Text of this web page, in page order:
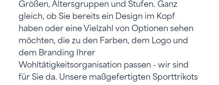
Größen, Altersgruppen und Stufen. Ganz
gleich, ob Sie bereits ein Design im Kopf
haben oder eine Vielzahl von Optionen sehen
möchten, die zu den Farben, dem Logo und
dem Branding Ihrer
Wohltätigkeitsorganisation passen - wir sind
für Sie da. Unsere maßgefertigten Sporttrikots